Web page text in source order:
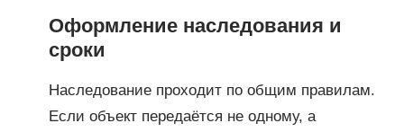
Оформление наследования и
сроки
Наследование проходит по общим правилам.
Если объект передаётся не одному, а